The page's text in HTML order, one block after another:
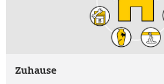
Zuhause